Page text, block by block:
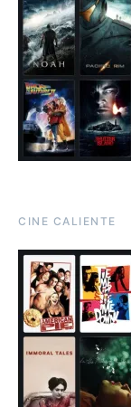
CINE CALIENTE